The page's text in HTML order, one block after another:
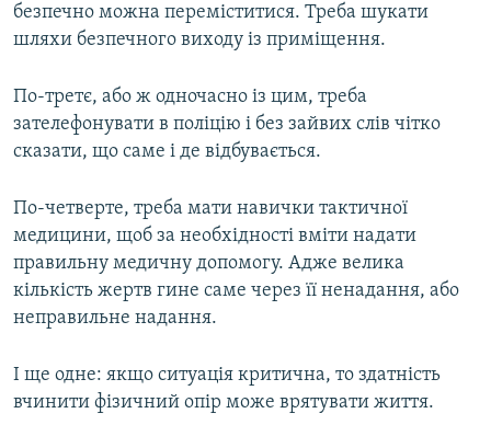
безпечно можна переміститися. Треба шукати
шляхи безпечного виходу із приміщення.
По-третє, або ж одночасно із цим, треба
зателефонувати в поліцію і без зайвих слів чітко
сказати, що саме і де відбувається.
По-четверте, треба мати навички тактичної
медицини, щоб за необхідності вміти надати
правильну медичну допомогу. Адже велика
кількість жертв гине саме через її ненадання, або
неправильне надання.
І ще одне: якщо ситуація критична, то здатність
вчинити фізичний опір може врятувати життя.